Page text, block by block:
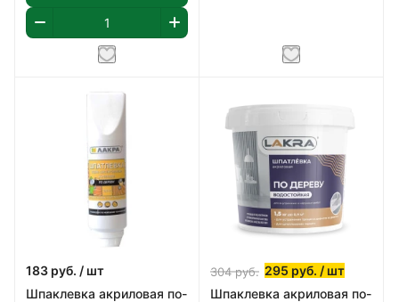
183 руб. / шт
Шпаклевка акриловая по-
304руб. 295 руб. / шт
Шпаклевка акриловая по-